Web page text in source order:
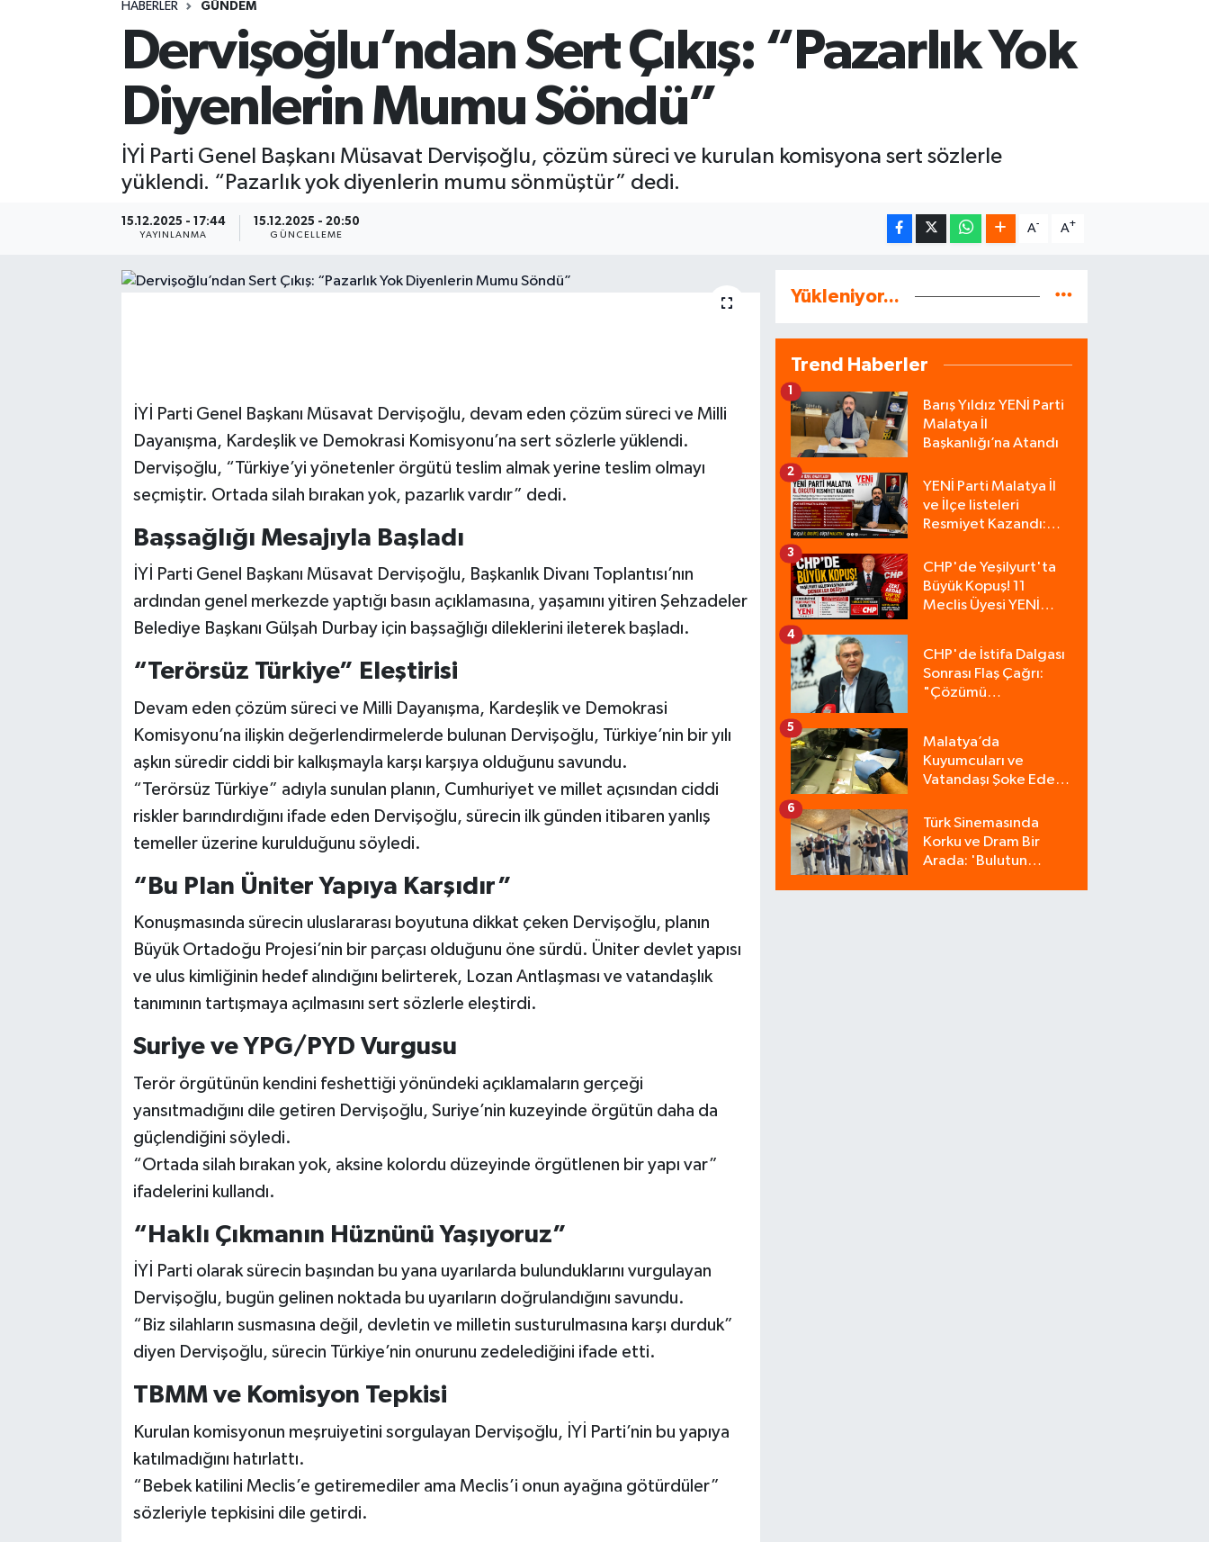
HABERLER GÜNDEM
Dervişoğlu’ndan Sert Çıkış: “Pazarlık Yok
Diyenlerin Mumu Söndü”
İYİ Parti Genel Başkanı Müsavat Dervişoğlu, çözüm süreci ve kurulan komisyona sert sözlerle
yüklendi. “Pazarlık yok diyenlerin mumu sönmüştür” dedi.
15.12.2025 - 17:44
YAYINLANMA
15.12.2025 - 20:50
GÜNCELLEME
A- A+
İYİ Parti Genel Başkanı Müsavat Dervişoğlu, devam eden çözüm süreci ve Milli
Dayanışma, Kardeşlik ve Demokrasi Komisyonu’na sert sözlerle yüklendi.
Dervişoğlu, “Türkiye’yi yönetenler örgütü teslim almak yerine teslim olmayı
seçmiştir. Ortada silah bırakan yok, pazarlık vardır” dedi.
Başsağlığı Mesajıyla Başladı
İYİ Parti Genel Başkanı Müsavat Dervişoğlu, Başkanlık Divanı Toplantısı’nın
ardından genel merkezde yaptığı basın açıklamasına, yaşamını yitiren Şehzadeler
Belediye Başkanı Gülşah Durbay için başsağlığı dileklerini ileterek başladı.
“Terörsüz Türkiye” Eleştirisi
Devam eden çözüm süreci ve Milli Dayanışma, Kardeşlik ve Demokrasi
Komisyonu’na ilişkin değerlendirmelerde bulunan Dervişoğlu, Türkiye’nin bir yılı
aşkın süredir ciddi bir kalkışmayla karşı karşıya olduğunu savundu.
“Terörsüz Türkiye” adıyla sunulan planın, Cumhuriyet ve millet açısından ciddi
riskler barındırdığını ifade eden Dervişoğlu, sürecin ilk günden itibaren yanlış
temeller üzerine kurulduğunu söyledi.
“Bu Plan Üniter Yapıya Karşıdır”
Konuşmasında sürecin uluslararası boyutuna dikkat çeken Dervişoğlu, planın
Büyük Ortadoğu Projesi’nin bir parçası olduğunu öne sürdü. Üniter devlet yapısı
ve ulus kimliğinin hedef alındığını belirterek, Lozan Antlaşması ve vatandaşlık
tanımının tartışmaya açılmasını sert sözlerle eleştirdi.
Suriye ve YPG/PYD Vurgusu
Terör örgütünün kendini feshettiği yönündeki açıklamaların gerçeği
yansıtmadığını dile getiren Dervişoğlu, Suriye’nin kuzeyinde örgütün daha da
güçlendiğini söyledi.
“Ortada silah bırakan yok, aksine kolordu düzeyinde örgütlenen bir yapı var”
ifadelerini kullandı.
“Haklı Çıkmanın Hüznünü Yaşıyoruz”
İYİ Parti olarak sürecin başından bu yana uyarılarda bulunduklarını vurgulayan
Dervişoğlu, bugün gelinen noktada bu uyarıların doğrulandığını savundu.
“Biz silahların susmasına değil, devletin ve milletin susturulmasına karşı durduk”
diyen Dervişoğlu, sürecin Türkiye’nin onurunu zedelediğini ifade etti.
TBMM ve Komisyon Tepkisi
Kurulan komisyonun meşruiyetini sorgulayan Dervişoğlu, İYİ Parti’nin bu yapıya
katılmadığını hatırlattı.
“Bebek katilini Meclis’e getiremediler ama Meclis’i onun ayağına götürdüler”
sözleriyle tepkisini dile getirdi.
Yükleniyor...
Trend Haberler
Barış Yıldız YENİ Parti
Malatya İl
Başkanlığı’na Atandı
1
YENİ Parti Malatya İl
ve İlçe listeleri
Resmiyet Kazandı:
2
CHP'de Yeşilyurt'ta
Büyük Kopuş! 11
Meclis Üyesi YENİ
Tek Üyeyle Kaldı
3
CHP'de İstifa Dalgası
Sonrası Flaş Çağrı:
"Çözümü
4
Malatya’da
Kuyumcuları ve
Vatandaşı Şoke Eden
Milyonluk Tuzağı Polis
Bozdu!
5
Türk Sinemasında
Korku ve Dram Bir
Arada: 'Bulutun
6